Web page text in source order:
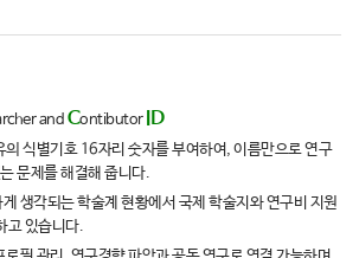
and Contibutor ID
의 식별기호 16자리 숫자를 부여하여, 이름만으로 연구
문제를 해결해 줍니다.
생각되는 학술계 현황에서 국제 학술지와 연구비 지원
고 있습니다.